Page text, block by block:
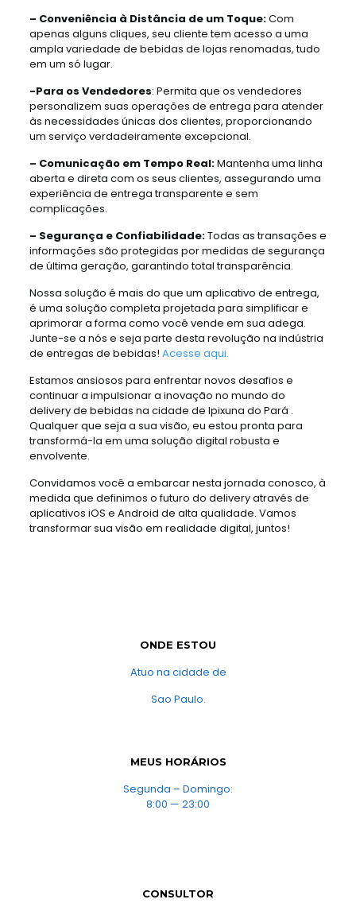
– Conveniência à Distância de um Toque:Com
apenas alguns cliques, seu cliente tem acesso a uma
ampla variedade de bebidas de lojas renomadas, tudo
em um só lugar.
-Para os Vendedores: Permita que os vendedores
personalizem suas operações de entrega para atender
às necessidades únicas dos clientes, proporcionando
um serviço verdadeiramente excepcional.
– Comunicação em Tempo Real:Mantenha uma linha
aberta e direta com os seus clientes, assegurando uma
experiência de entrega transparente e sem
complicações.
– Segurança e Confiabilidade:Todas as transações e
informações são protegidas por medidas de segurança
de última geração, garantindo total transparência.
Nossa solução é mais do que um aplicativo de entrega,
é uma solução completa projetada para simplificar e
aprimorar a forma como você vende em sua adega.
Junte-se a nós e seja parte desta revolução na indústria
de entregas de bebidas! Acesse aqui.
Estamos ansiosos para enfrentar novos desafios e
continuar a impulsionar a inovação no mundo do
delivery de bebidas na cidade de Ipixuna do Pará .
Qualquer que seja a sua visão, eu estou pronta para
transformá-la em uma solução digital robusta e
envolvente.
Convidamos você a embarcar nesta jornada conosco, à
medida que definimos o futuro do delivery através de
aplicativos iOS e Android de alta qualidade. Vamos
transformar sua visão em realidade digital, juntos!
ONDE ESTOU
Atuo na cidade de
Sao Paulo.
MEUS HORÁRIOS
Segunda – Domingo:
8:00 — 23:00
CONSULTOR